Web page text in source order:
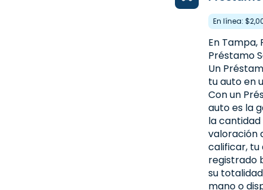
En línea:
En Tampa,
Préstamo
Un
tu auto en
Con un
auto es la
la cantidad
valoración
calificar, tu
registrado
su
mano o